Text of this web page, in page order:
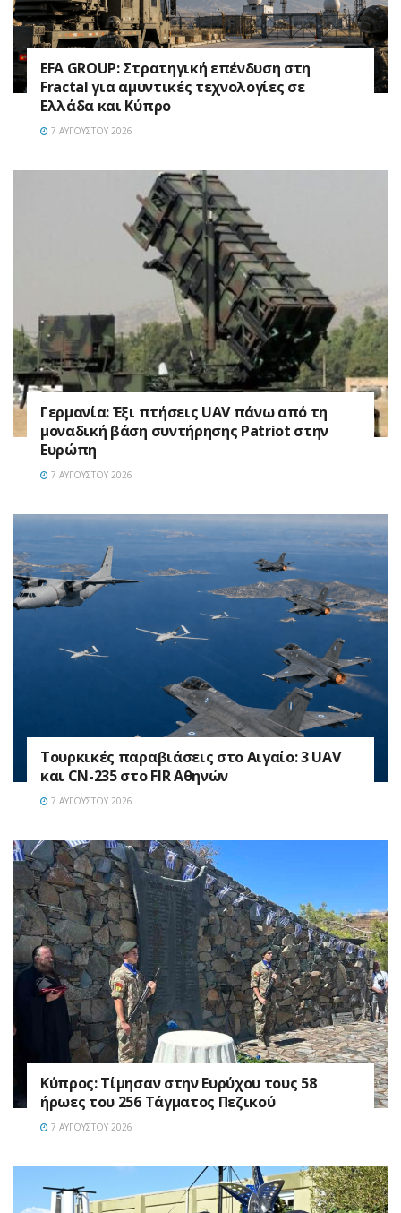
EFA GROUP: Στρατηγική επένδυση στη
Fractal για αμυντικές τεχνολογίες σε
Ελλάδα και Κύπρο
7 ΑΥΓΟΎΣΤΟΥ 2026
Γερμανία: Έξι πτήσεις UAV πάνω από τη
μοναδική βάση συντήρησης Patriot στην
Ευρώπη
7 ΑΥΓΟΎΣΤΟΥ 2026
Τουρκικές παραβιάσεις στο Αιγαίο: 3 UAV
και CN-235 στο FIR Αθηνών
7 ΑΥΓΟΎΣΤΟΥ 2026
Κύπρος: Τίμησαν στην Ευρύχου τους 58
ήρωες του 256 Τάγματος Πεζικού
7 ΑΥΓΟΎΣΤΟΥ 2026